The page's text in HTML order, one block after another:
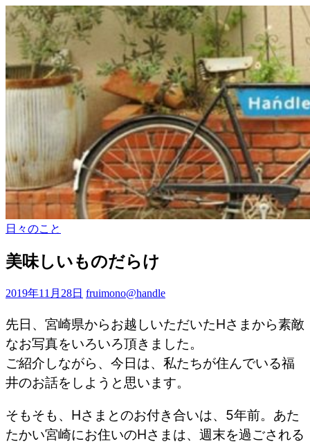
日々のこと
美味しいものだらけ
2019年11月28日 fruimono@handle
先日、宮崎県からお越しいただいたHさまから素敵
なお写真をいろいろ頂きました。
ご紹介しながら、今日は、私たちが住んでいる福
井のお話をしようと思います。
そもそも、Hさまとのお付き合いは、5年前。あた
たかい宮崎にお住いのHさまは、週末を過ごされる